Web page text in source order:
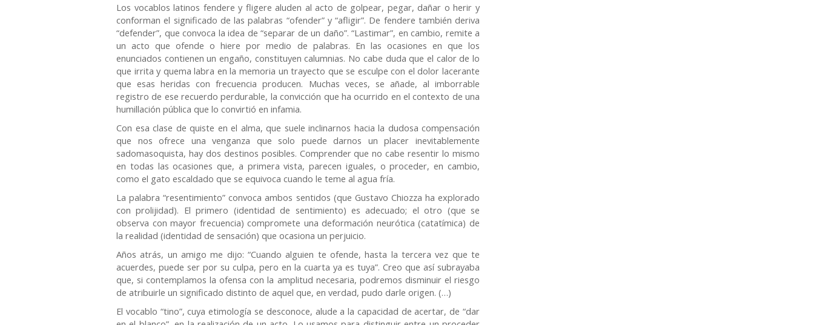
Los vocablos latinos fendere y fligere aluden al acto de golpear, pegar, dañar o herir y
conforman el significado de las palabras “ofender” y “afligir”. De fendere también deriva
“defender”, que convoca la idea de “separar de un daño”. “Lastimar”, en cambio, remite a
un acto que ofende o hiere por medio de palabras. En las ocasiones en que los
enunciados contienen un engaño, constituyen calumnias. No cabe duda que el calor de lo
que irrita y quema labra en la memoria un trayecto que se esculpe con el dolor lacerante
que esas heridas con frecuencia producen. Muchas veces, se añade, al imborrable
registro de ese recuerdo perdurable, la convicción que ha ocurrido en el contexto de una
humillación pública que lo convirtió en infamia.
Con esa clase de quiste en el alma, que suele inclinarnos hacia la dudosa compensación
que nos ofrece una venganza que solo puede darnos un placer inevitablemente
sadomasoquista, hay dos destinos posibles. Comprender que no cabe resentir lo mismo
en todas las ocasiones que, a primera vista, parecen iguales, o proceder, en cambio,
como el gato escaldado que se equivoca cuando le teme al agua fría.
La palabra “resentimiento” convoca ambos sentidos (que Gustavo Chiozza ha explorado
con prolijidad). El primero (identidad de sentimiento) es adecuado; el otro (que se
observa con mayor frecuencia) compromete una deformación neurótica (catatímica) de
la realidad (identidad de sensación) que ocasiona un perjuicio.
Años atrás, un amigo me dijo: “Cuando alguien te ofende, hasta la tercera vez que te
acuerdes, puede ser por su culpa, pero en la cuarta ya es tuya”. Creo que así subrayaba
que, si contemplamos la ofensa con la amplitud necesaria, podremos disminuir el riesgo
de atribuirle un significado distinto de aquel que, en verdad, pudo darle origen. (…)
El vocablo “tino”, cuya etimología se desconoce, alude a la capacidad de acertar, de “dar